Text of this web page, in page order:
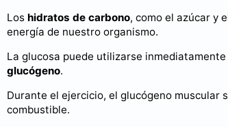
Los hidratos de carbono, como el azúcar y
energía de nuestro organismo.
La glucosa puede utilizarse
glucógeno.
Durante el ejercicio, el glucógeno muscular
combustible.